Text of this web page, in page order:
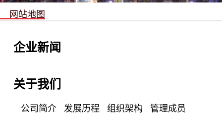
网站地图
企业新闻
关于我们
公司简介 发展历程 组织架构
管理成员